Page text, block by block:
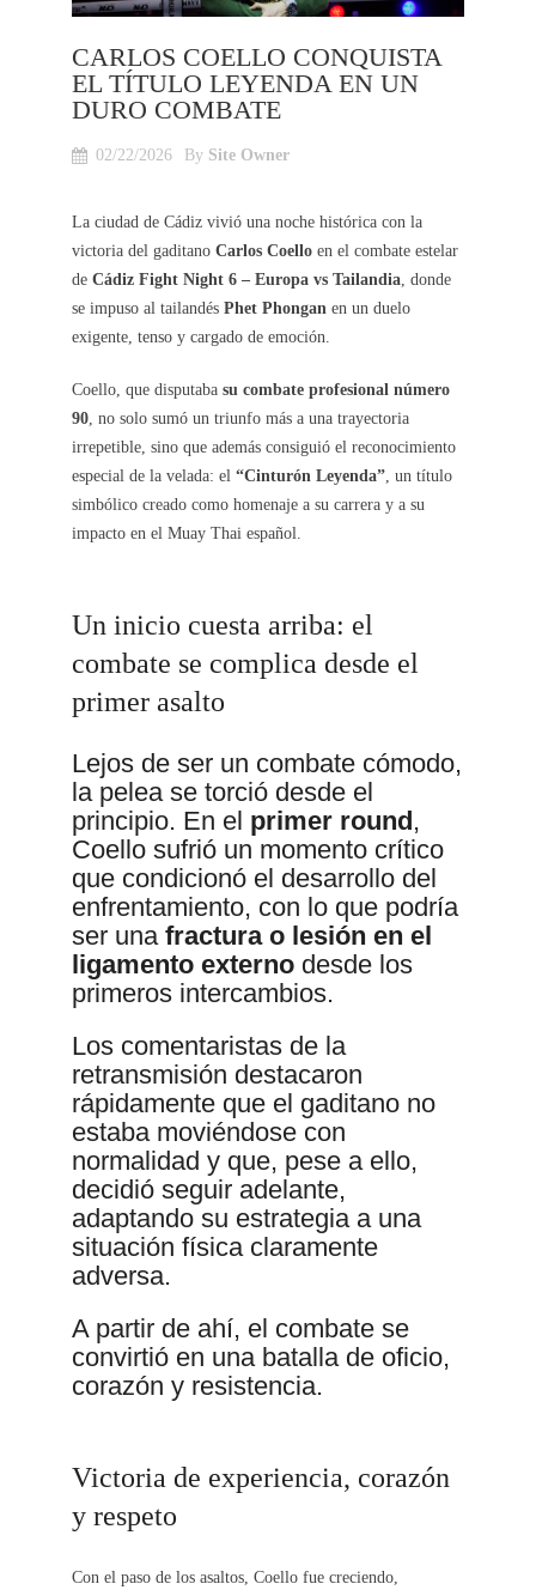
CARLOS COELLO CONQUISTA
EL TÍTULO LEYENDA EN UN
DURO COMBATE
02/22/2026 By Site Owner
La ciudad de Cádiz vivió una noche histórica con la
victoria del gaditano Carlos Coello en el combate estelar
de Cádiz Fight Night 6 – Europa vs Tailandia, donde
se impuso al tailandés Phet Phongan en un duelo
exigente, tenso y cargado de emoción.
Coello, que disputaba su combate profesional número
90, no solo sumó un triunfo más a una trayectoria
irrepetible, sino que además consiguió el reconocimiento
especial de la velada: el “Cinturón Leyenda”, un título
simbólico creado como homenaje a su carrera y a su
impacto en el Muay Thai español.
Un inicio cuesta arriba: el
combate se complica desde el
primer asalto
Lejos de ser un combate cómodo,
la pelea se torció desde el
principio. En el primer round ,
Coello sufrió un momento crítico
que condicionó el desarrollo del
enfrentamiento, con lo que podría
ser una fractura o lesión en el
ligamento externo desde los
primeros intercambios.
Los comentaristas de la
retransmisión destacaron
rápidamente que el gaditano no
estaba moviéndose con
normalidad y que, pese a ello,
decidió seguir adelante,
adaptando su estrategia a una
situación física claramente
adversa.
A partir de ahí, el combate se
convirtió en una batalla de oficio,
corazón y resistencia.
Victoria de experiencia, corazón
y respeto
Con el paso de los asaltos, Coello fue creciendo,